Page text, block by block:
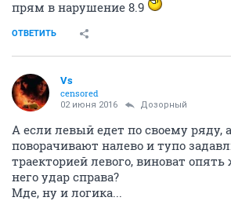
прям в нарушение 8.9
ОТВЕТИТЬ
Vs
censored
02 июня 2016 Дозорный
А если левый едет по своему ряду,
поворачивают налево и тупо
траекторией левого, виноват
него удар справа?
Мде, ну и логика...